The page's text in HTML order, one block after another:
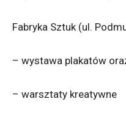
Fabryka Sztuk (ul.
– wystawa plakatów
– warsztaty kreatywne